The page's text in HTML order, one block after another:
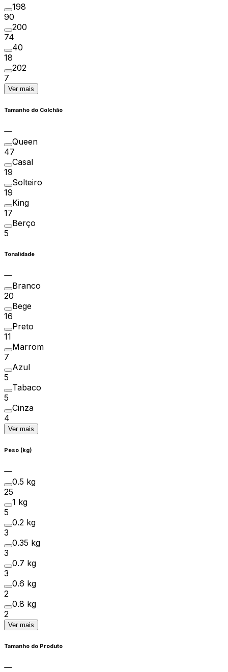
198
90
200
74
40
18
202
7
Ver mais
Tamanho do Colchão
Queen
47
Casal
19
Solteiro
19
King
17
Berço
5
Tonalidade
Branco
20
Bege
16
Preto
11
Marrom
7
Azul
5
Tabaco
5
Cinza
4
Ver mais
Peso (kg)
0.5 kg
25
1 kg
5
0.2 kg
3
0.35 kg
3
0.7 kg
3
0.6 kg
2
0.8 kg
2
Ver mais
Tamanho do Produto